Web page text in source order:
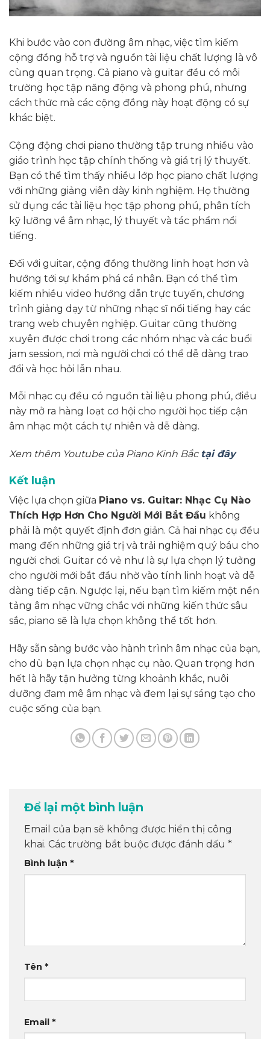
Khi bước vào con đường âm nhạc, việc tìm kiếm
cộng đồng hỗ trợ và nguồn tài liệu chất lượng là vô
cùng quan trọng. Cả piano và guitar đều có môi
trường học tập năng động và phong phú, nhưng
cách thức mà các cộng đồng này hoạt động có sự
khác biệt.
Cộng động chơi piano thường tập trung nhiều vào
giáo trình học tập chính thống và giá trị lý thuyết.
Bạn có thể tìm thấy nhiều lớp học piano chất lượng
với những giảng viên dày kinh nghiệm. Họ thường
sử dụng các tài liệu học tập phong phú, phân tích
kỹ lưỡng về âm nhạc, lý thuyết và tác phẩm nổi
tiếng.
Đối với guitar, cộng đồng thường linh hoạt hơn và
hướng tới sự khám phá cá nhân. Bạn có thể tìm
kiếm nhiều video hướng dẫn trực tuyến, chương
trình giảng dạy từ những nhạc sĩ nổi tiếng hay các
trang web chuyên nghiệp. Guitar cũng thường
xuyên được chơi trong các nhóm nhạc và các buổi
jam session, nơi mà người chơi có thể dễ dàng trao
đổi và học hỏi lẫn nhau.
Mỗi nhạc cụ đều có nguồn tài liệu phong phú, điều
này mở ra hàng loạt cơ hội cho người học tiếp cận
âm nhạc một cách tự nhiên và dễ dàng.
Xem thêm Youtube của Piano Kinh Bắc tại đây
Kết luận
Việc lựa chọn giữa Piano vs. Guitar: Nhạc Cụ Nào
Thích Hợp Hơn Cho Người Mới Bắt Đầu không
phải là một quyết định đơn giản. Cả hai nhạc cụ đều
mang đến những giá trị và trải nghiệm quý báu cho
người chơi. Guitar có vẻ như là sự lựa chọn lý tưởng
cho người mới bắt đầu nhờ vào tính linh hoạt và dễ
dàng tiếp cận. Ngược lại, nếu bạn tìm kiếm một nền
tảng âm nhạc vững chắc với những kiến thức sâu
sắc, piano sẽ là lựa chọn không thể tốt hơn.
Hãy sẵn sàng bước vào hành trình âm nhạc của bạn,
cho dù bạn lựa chọn nhạc cụ nào. Quan trọng hơn
hết là hãy tận hưởng từng khoảnh khắc, nuôi
dưỡng đam mê âm nhạc và đem lại sự sáng tạo cho
cuộc sống của bạn.
Để lại một bình luận
Email của bạn sẽ không được hiển thị công
khai. Các trường bắt buộc được đánh dấu *
Bình luận *
Tên *
Email *